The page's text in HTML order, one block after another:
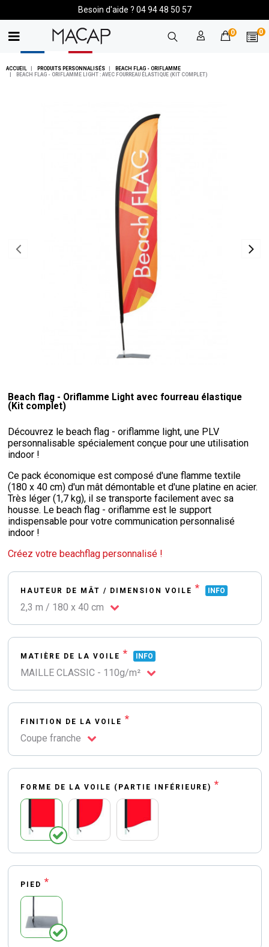
Besoin d'aide ? 04 94 48 50 57
0 0
ACCUEIL PRODUITS PERSONNALISÉS
BEACH FLAG - ORIFLAMME
BEACH FLAG - ORIFLAMME LIGHT : AVEC FOURREAU ÉLASTIQUE (KIT COMPLET)
Beach flag - Oriflamme Light avec fourreau élastique
(Kit complet)
Découvrez le beach flag - oriflamme light, une PLV
personnalisable spécialement conçue pour une utilisation
indoor !
Ce pack économique est composé d'une flamme textile
(180 x 40 cm) d'un mât démontable et d'une platine en acier.
Très léger (1,7 kg), il se transporte facilement avec sa
housse. Le beach flag - oriflamme est le support
indispensable pour votre communication personnalisé
indoor !
Créez votre beachflag personnalisé !
HAUTEUR DE MÂT / DIMENSION VOILE * INFO
2,3 m / 180 x 40 cm
MATIÈRE DE LA VOILE * INFO
MAILLE CLASSIC - 110g/m²
FINITION DE LA VOILE *
Coupe franche
FORME DE LA VOILE (PARTIE INFÉRIEURE) *
PIED *